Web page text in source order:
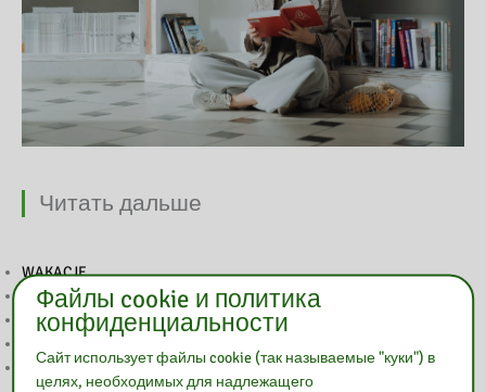
Читать дальше
WAKACJE
UWAGA
2 MAJA NIECZYNNE
WIELKANOC
Файлы cookie и политика
конфиденциальности
Сайт использует файлы cookie (так называемые "куки") в
целях, необходимых для надлежащего